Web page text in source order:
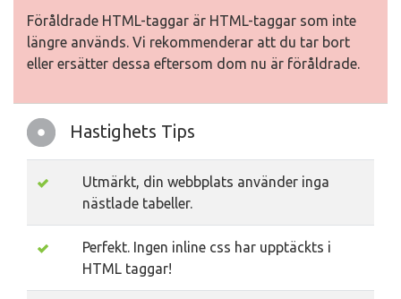
Föråldrade HTML-taggar är HTML-taggar som inte
längre används. Vi rekommenderar att du tar bort
eller ersätter dessa eftersom dom nu är föråldrade.
Hastighets Tips
Utmärkt, din webbplats använder inga
nästlade tabeller.
Perfekt. Ingen inline css har upptäckts i
HTML taggar!